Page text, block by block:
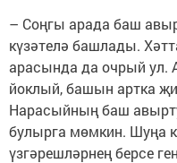
– Соңгы арада баш
күзәтелә башлады.
арасында да очрый ул.
йоклый, башын артка
Нарасыйның баш
булырга мөмкин. Шуңа
үзгәрешләрнең берсе